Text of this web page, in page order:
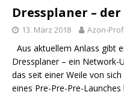
Dressplaner –
13. März 2018 Azon-
Aus aktuellem Anlass gibt
Dressplaner – ein Network-
das seit einer Weile von
eines Pre-Pre-Pre-